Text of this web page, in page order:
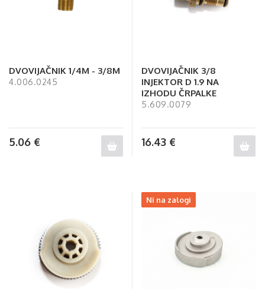
DVOVIJAČNIK 1/4M - 3/8M
4.006.0245
5.06 €
DVOVIJAČNIK 3/8
INJEKTOR D 1.9 NA
IZHODU ČRPALKE
5.609.0079
16.43 €
Ni na zalogi